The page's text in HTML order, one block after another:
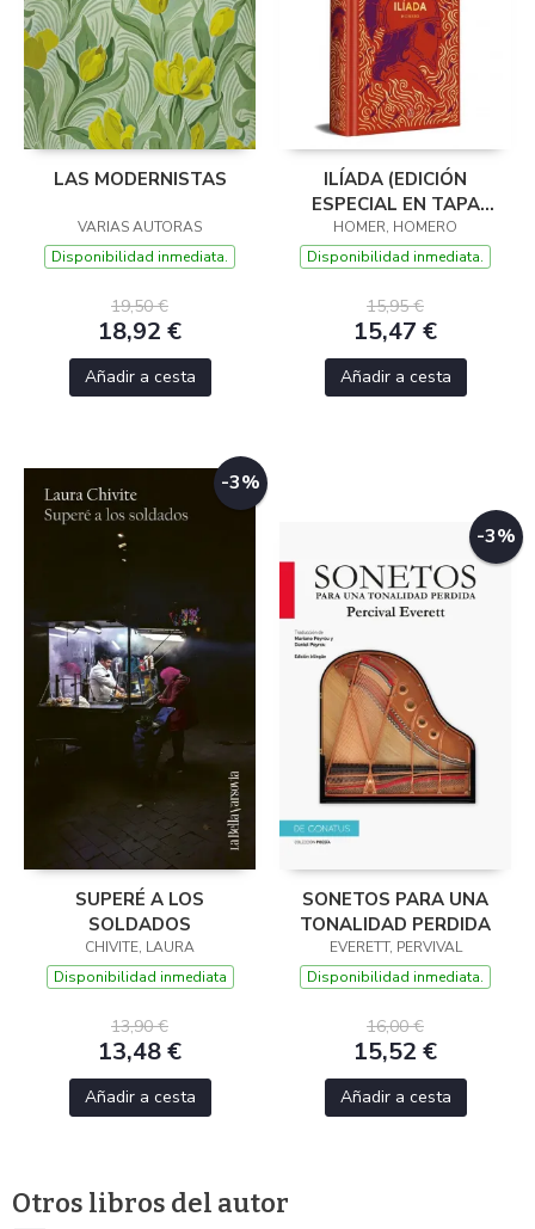
LAS MODERNISTAS
VARIAS AUTORAS
Disponibilidad inmediata.
19,50 €
18,92 €
Añadir a cesta
ILÍADA (EDICIÓN
ESPECIAL EN TAPA
DURA)
HOMER, HOMERO
Disponibilidad inmediata.
15,95 €
15,47 €
Añadir a cesta
-3%
SUPERÉ A LOS
SOLDADOS
CHIVITE, LAURA
Disponibilidad inmediata
13,90 €
13,48 €
Añadir a cesta
-3%
SONETOS PARA UNA
TONALIDAD PERDIDA
EVERETT, PERVIVAL
Disponibilidad inmediata.
16,00 €
15,52 €
Añadir a cesta
Otros libros del autor